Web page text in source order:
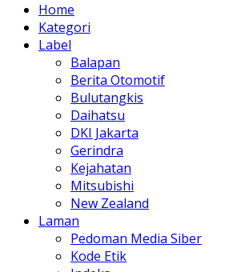
Home
Kategori
Label
Balapan
Berita Otomotif
Bulutangkis
Daihatsu
DKI Jakarta
Gerindra
Kejahatan
Mitsubishi
New Zealand
Laman
Pedoman Media Siber
Kode Etik